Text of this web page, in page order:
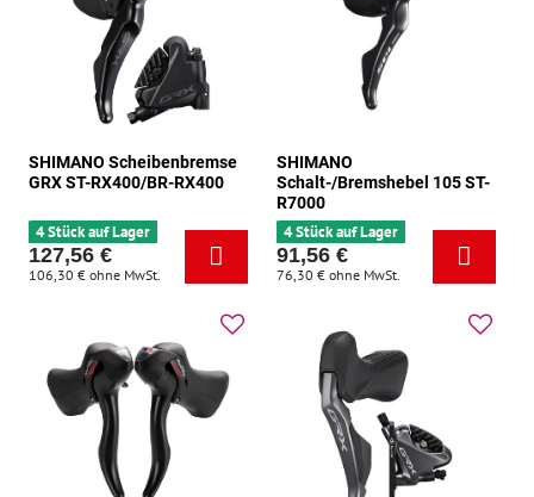
SHIMANO Scheibenbremse
GRX ST-RX400/BR-RX400
4 Stück auf Lager
127,56 €
106,30 € ohne MwSt.
SHIMANO
Schalt-/Bremshebel 105 ST-
R7000
4 Stück auf Lager
91,56 €
76,30 € ohne MwSt.